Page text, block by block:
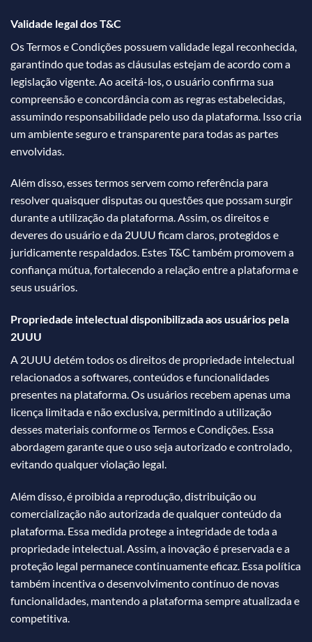
Validade legal dos T&C
Os Termos e Condições possuem validade legal reconhecida,
garantindo que todas as cláusulas estejam de acordo com a
legislação vigente. Ao aceitá-los, o usuário confirma sua
compreensão e concordância com as regras estabelecidas,
assumindo responsabilidade pelo uso da plataforma. Isso cria
um ambiente seguro e transparente para todas as partes
envolvidas.
Além disso, esses termos servem como referência para
resolver quaisquer disputas ou questões que possam surgir
durante a utilização da plataforma. Assim, os direitos e
deveres do usuário e da 2UUU ficam claros, protegidos e
juridicamente respaldados. Estes T&C também promovem a
confiança mútua, fortalecendo a relação entre a plataforma e
seus usuários.
Propriedade intelectual disponibilizada aos usuários pela
2UUU
A 2UUU detém todos os direitos de propriedade intelectual
relacionados a softwares, conteúdos e funcionalidades
presentes na plataforma. Os usuários recebem apenas uma
licença limitada e não exclusiva, permitindo a utilização
desses materiais conforme os Termos e Condições. Essa
abordagem garante que o uso seja autorizado e controlado,
evitando qualquer violação legal.
Além disso, é proibida a reprodução, distribuição ou
comercialização não autorizada de qualquer conteúdo da
plataforma. Essa medida protege a integridade de toda a
propriedade intelectual. Assim, a inovação é preservada e a
proteção legal permanece continuamente eficaz. Essa política
também incentiva o desenvolvimento contínuo de novas
funcionalidades, mantendo a plataforma sempre atualizada e
competitiva.